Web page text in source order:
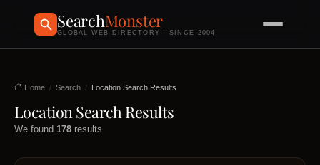
SearchMonster
GLOBAL WEB DIRECTORY · SINCE 2004
Home Search Location Search Results
Location Search Results
We found 178 results